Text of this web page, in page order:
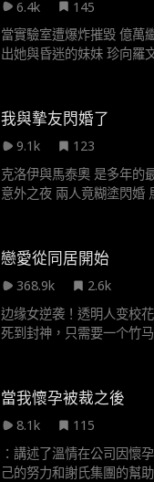
6.4k
145
當實驗室遭爆炸摧毀 億萬
出她與昏迷的妹妹 珍向羅
珍面臨員工與羅文家人的
未婚妻金 更開始懷疑事情
曖昧升溫 曝光的風險也隨
漸弄假成真 金卻在此時揭
秘密
我與摯友閃婚了
9.1k
123
克洛伊與馬泰奧 是多年的
意外之夜 兩人竟糊塗閃婚
怎麼做
戀愛從同居開始
368.9k
2.6k
边缘女逆袭！透明人变校
死到封神，只需要一个竹
速的日常 还要应付他疯批
然当不了小透明，那就直
當我懷孕被裁之後
8.1k
115
：講述了溫情在公司因懷
己的努力和謝氏集團的幫